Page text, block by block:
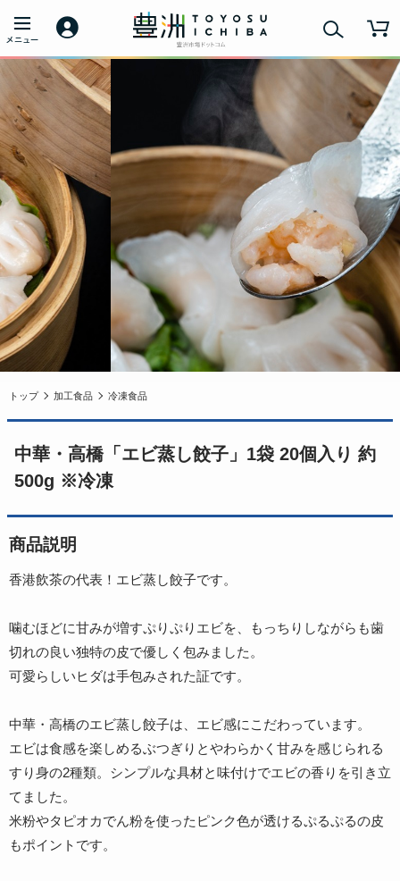
トップ 加工食品 冷凍食品
中華・高橋「エビ蒸し餃子」1袋 20個入り 約
500g ※冷凍
商品説明
香港飲茶の代表！エビ蒸し餃子です。
噛むほどに甘みが増すぷりぷりエビを、もっちりしながらも歯
切れの良い独特の皮で優しく包みました。
可愛らしいヒダは手包みされた証です。
中華・高橋のエビ蒸し餃子は、エビ感にこだわっています。
エビは食感を楽しめるぶつぎりとやわらかく甘みを感じられる
すり身の2種類。シンプルな具材と味付けでエビの香りを引き立
てました。
米粉やタピオカでん粉を使ったピンク色が透けるぷるぷるの皮
もポイントです。